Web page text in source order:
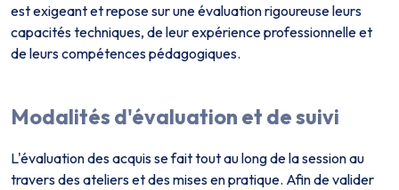
est exigeant et repose sur une évaluation rigoureuse leurs
capacités techniques, de leur expérience professionnelle et
de leurs compétences pédagogiques.
Modalités d'évaluation et de suivi
L'évaluation des acquis se fait tout au long de la session au
travers des ateliers et des mises en pratique. Afin de valider